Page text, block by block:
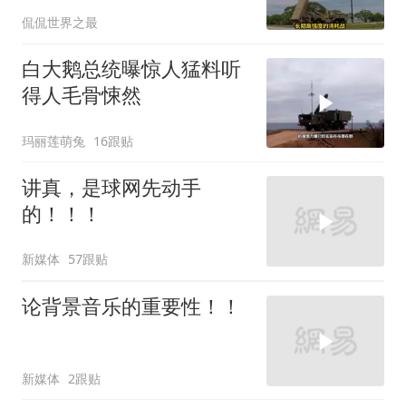
侃侃世界之最
白大鹅总统曝惊人猛料听
得人毛骨悚然
玛丽莲萌兔 16跟贴
讲真，是球网先动手
的！！！
新媒体 57跟贴
论背景音乐的重要性！！
新媒体 2跟贴